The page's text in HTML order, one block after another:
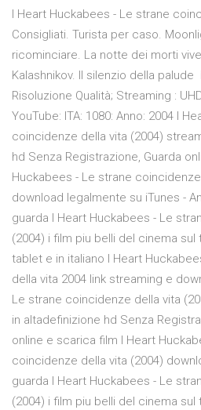
I Heart Huckabees - Le strane
Consigliati. Turista per caso.
ricominciare. La notte dei morti
Kalashnikov. Il silenzio della
Risoluzione Qualità; Streaming :
YouTube: ITA: 1080: Anno: 2004 I
coincidenze della vita (2004)
hd Senza Registrazione, Guarda
Huckabees - Le strane
download legalmente su iTunes -
guarda I Heart Huckabees - Le
(2004) i film piu belli del cinema
tablet e in italiano I Heart
della vita 2004 link streaming e
Le strane coincidenze della vita
in altadefinizione hd Senza
online e scarica film I Heart
coincidenze della vita (2004)
guarda I Heart Huckabees - Le
(2004) i film piu belli del cinema